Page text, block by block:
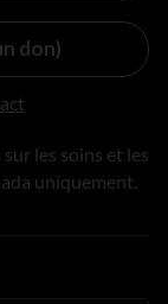
don)
les soins et les
uniquement.